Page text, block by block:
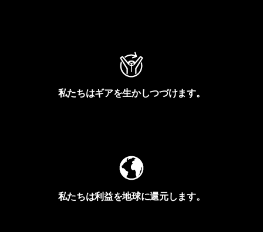
私たちはギアを生かしつづけます。
私たちは利益を地球に還元します。